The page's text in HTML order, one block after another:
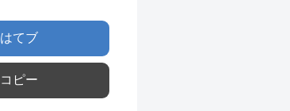
はてブ
コピー